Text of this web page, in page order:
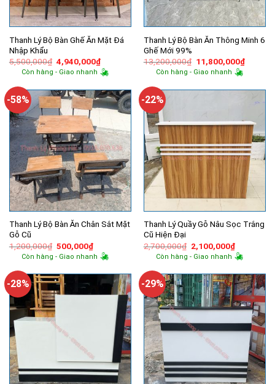
Thanh Lý Bộ Bàn Ghế Ăn Mặt Đá
Nhập Khẩu
5,500,000₫ Giá
gốc
là:
4,940,000₫Giá
hiện
tại
4,940,000₫.
Còn hàng - Giao nhanh
Thanh Lý Bộ Bàn Ăn Thông Minh 6
Ghế Mới 99%
13,200,000₫ Giá
gốc
là:
11,800,000₫Giá
hiện
Còn hàng - Giao nhanh
-58%
Thanh Lý Bộ Bàn Ăn Chân Sắt Mặt
Gỗ Cũ
1,200,000₫ Giá
gốc
là:
500,000₫Giá
hiện
tại
500,000₫.
Còn hàng - Giao nhanh
-22%
Thanh Lý Quầy Gỗ Nâu Sọc Trắng
Cũ Hiện Đại
2,700,000₫ Giá
gốc
là:
2,100,000₫Giá
hiện
tại
Còn hàng - Giao nhanh
-28% -29%